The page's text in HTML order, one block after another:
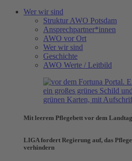
Wer wir sind
Struktur AWO Potsdam
Ansprechpartner*innen
AWO vor Ort
Wer wir sind
Geschichte
AWO Werte / Leitbild
Mit leerem Pflegebett vor dem Landtag
LIGA fordert Regierung auf, das
verhindern